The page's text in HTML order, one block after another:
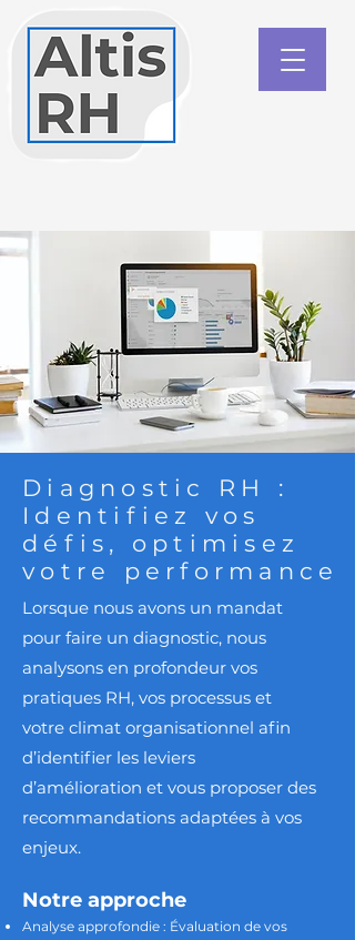
Diagnostic RH :
Identifiez vos
défis, optimisez
votre performance
Lorsque nous avons un mandat
pour faire un diagnostic, nous
analysons en profondeur vos
pratiques RH, vos processus et
votre climat organisationnel afin
d’identifier les leviers
d’amélioration et vous proposer des
recommandations adaptées à vos
enjeux.
Notre approche
Analyse approfondie : Évaluation de vos